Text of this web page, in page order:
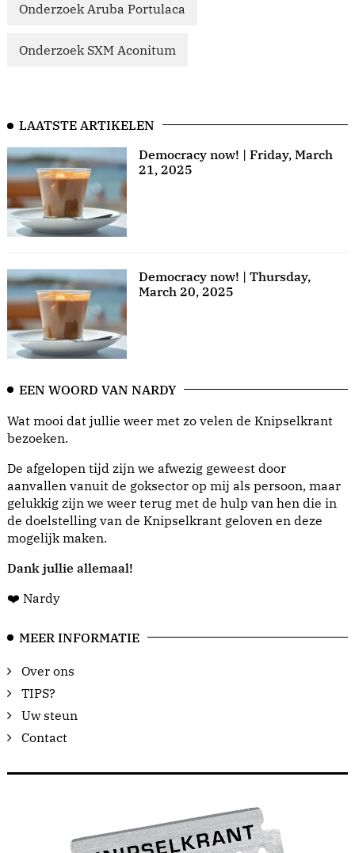
Onderzoek Aruba Portulaca
Onderzoek SXM Aconitum
LAATSTE ARTIKELEN
Democracy now! | Friday, March
21, 2025
Democracy now! | Thursday,
March 20, 2025
EEN WOORD VAN NARDY
Wat mooi dat jullie weer met zo velen de Knipselkrant
bezoeken.
De afgelopen tijd zijn we afwezig geweest door
aanvallen vanuit de goksector op mij als persoon, maar
gelukkig zijn we weer terug met de hulp van hen die in
de doelstelling van de Knipselkrant geloven en deze
mogelijk maken.
Dank jullie allemaal!
❤️ Nardy
MEER INFORMATIE
Over ons
TIPS?
Uw steun
Contact